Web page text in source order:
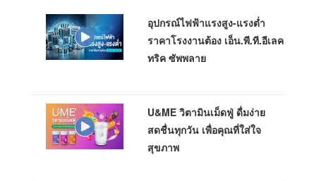
อุปกรณ์ไฟฟ้าแรงสูง-แรงต่ำ
ราคาโรงงานต้อง เอ็น.พี.ที.อีเลค
ทริค ซัพพลาย
U&ME วิตามินเม็ดฟู่ ดื่มง่าย
สดชื่นทุกวัน เพื่อคุณที่ใส่ใจ
สุขภาพ